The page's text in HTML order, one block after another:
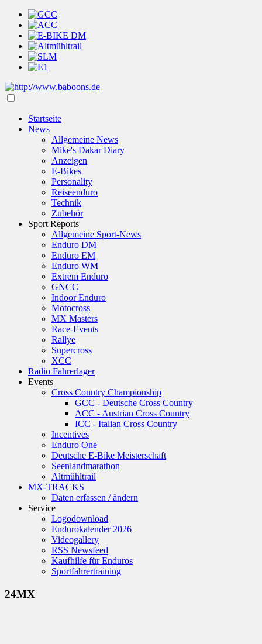
Startseite
News
Allgemeine News
Mike's Dakar Diary
Anzeigen
E-Bikes
Personality
Reiseenduro
Technik
Zubehör
Sport Reports
Allgemeine Sport-News
Enduro DM
Enduro EM
Enduro WM
Extrem Enduro
GNCC
Indoor Enduro
Motocross
MX Masters
Race-Events
Rallye
Supercross
XCC
Radio Fahrerlager
Events
Cross Country Championship
GCC - Deutsche Cross Country
ACC - Austrian Cross Country
ICC - Italian Cross Country
Incentives
Enduro One
Deutsche E-Bike Meisterschaft
Seenlandmarathon
Altmühltrail
MX-TRACKS
Daten erfassen / ändern
Service
Logodownload
Endurokalender 2026
Videogallery
RSS Newsfeed
Kaufhilfe für Enduros
Sportfahrertraining
24MX